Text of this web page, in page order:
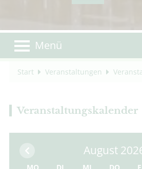
Menü
Start Veranstaltungen
Veranstaltungskalender
August